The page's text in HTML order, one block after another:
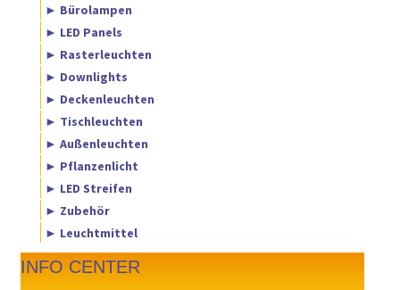
► Bürolampen
► LED Panels
► Rasterleuchten
► Downlights
► Deckenleuchten
► Tischleuchten
► Außenleuchten
► Pflanzenlicht
► LED Streifen
► Zubehör
► Leuchtmittel
INFO CENTER